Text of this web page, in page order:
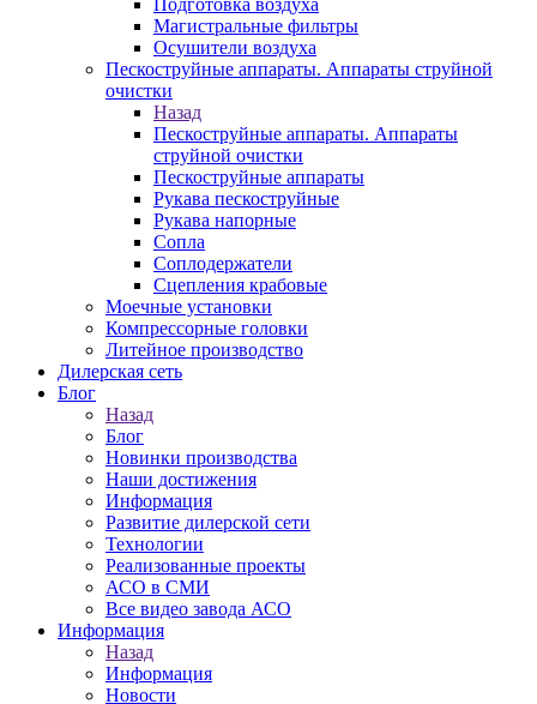
Подготовка воздуха
Магистральные фильтры
Осушители воздуха
Пескоструйные аппараты. Аппараты струйной
очистки
Назад
Пескоструйные аппараты. Аппараты
струйной очистки
Пескоструйные аппараты
Рукава пескоструйные
Рукава напорные
Сопла
Соплодержатели
Сцепления крабовые
Моечные установки
Компрессорные головки
Литейное производство
Дилерская сеть
Блог
Назад
Блог
Новинки производства
Наши достижения
Информация
Развитие дилерской сети
Технологии
Реализованные проекты
АСО в СМИ
Все видео завода АСО
Информация
Назад
Информация
Новости